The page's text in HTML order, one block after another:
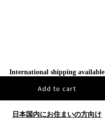
International shipping available
Add to cart
日本国内にお住まいの方向け